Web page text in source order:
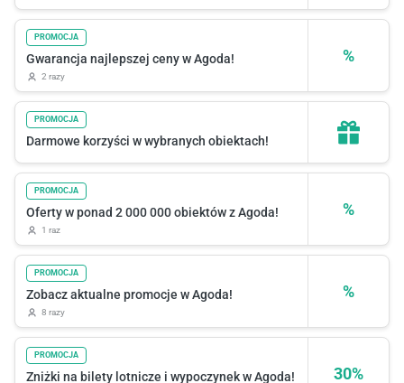
%
PROMOCJA
Gwarancja najlepszej ceny w Agoda!
2 razy
PROMOCJA
Darmowe korzyści w wybranych obiektach!
%
PROMOCJA
Oferty w ponad 2 000 000 obiektów z Agoda!
1 raz
%
PROMOCJA
Zobacz aktualne promocje w Agoda!
8 razy
30%
PROMOCJA
Zniżki na bilety lotnicze i wypoczynek w Agoda!